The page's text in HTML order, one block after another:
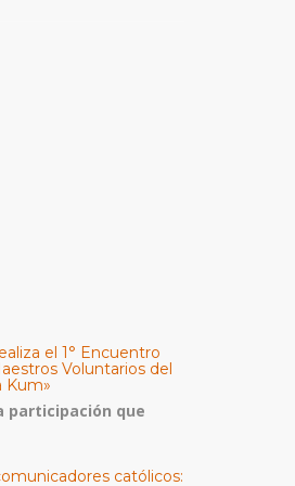
el 1° Encuentro
Voluntarios del
Kum»
participación que
católicos: